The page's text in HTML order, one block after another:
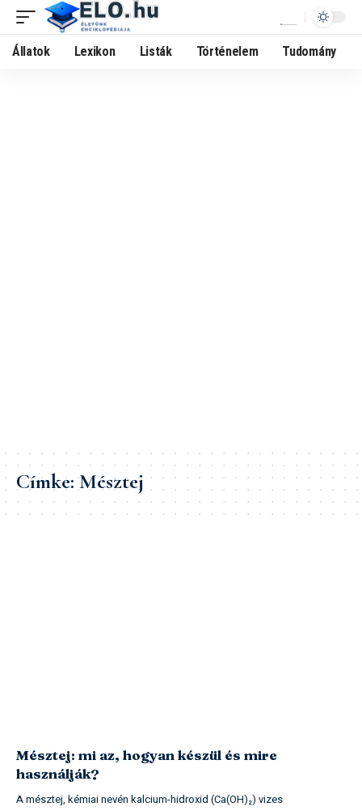
Állatok Lexikon Listák Történelem Tudomány
Címke:Mésztej
Mésztej: mi az, hogyan készül és mire
használják?
A mésztej, kémiai nevén kalcium-hidroxid (Ca(OH)₂) vizes